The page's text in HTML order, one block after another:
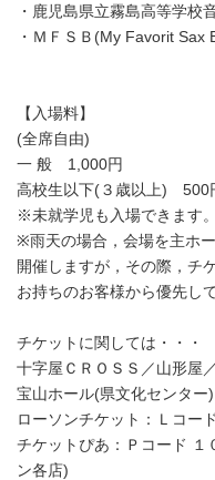
・鹿児島県立霧島高等学校
・ＭＦＳＢ(My Favorit Sax
【入場料】
(全席自由)
一 般 1,000円
高校生以下(３歳以上) 500
※未就学児も入場できます。
※雨天の場合，会場を主ホ
開催しますが，その際，チ
お持ちのお客様から優先し
チケットに関しては・・・
十字屋ＣＲＯＳＳ／山形屋
宝山ホール(県文化センター)
ローソンチケット：Ｌコー
チケットぴあ：Ｐコード １
ン各店)